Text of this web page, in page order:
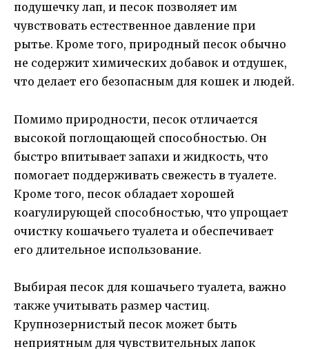
подушечку лап, и песок позволяет им
чувствовать естественное давление при
рытье. Кроме того, природный песок обычно
не содержит химических добавок и отдушек,
что делает его безопасным для кошек и людей.
Помимо природности, песок отличается
высокой поглощающей способностью. Он
быстро впитывает запахи и жидкость, что
помогает поддерживать свежесть в туалете.
Кроме того, песок обладает хорошей
коагулирующей способностью, что упрощает
очистку кошачьего туалета и обеспечивает
его длительное использование.
Выбирая песок для кошачьего туалета, важно
также учитывать размер частиц.
Крупнозернистый песок может быть
неприятным для чувствительных лапок